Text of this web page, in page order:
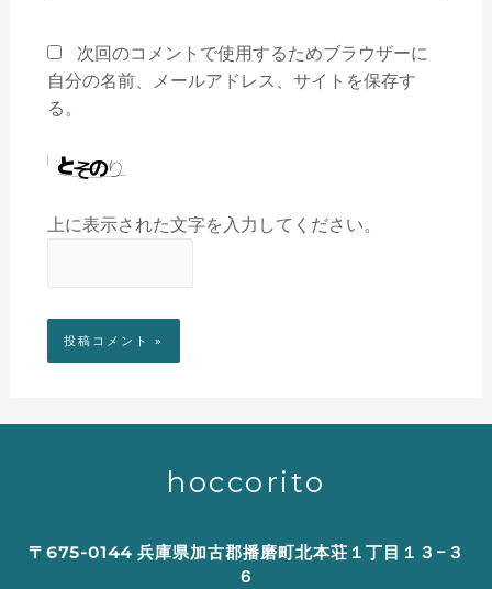
次回のコメントで使用するためブラウザーに
自分の名前、メールアドレス、サイトを保存す
る。
上に表示された文字を入力してください。
hoccorito
〒675-0144 兵庫県加古郡播磨町北本荘１丁目１３−３
６